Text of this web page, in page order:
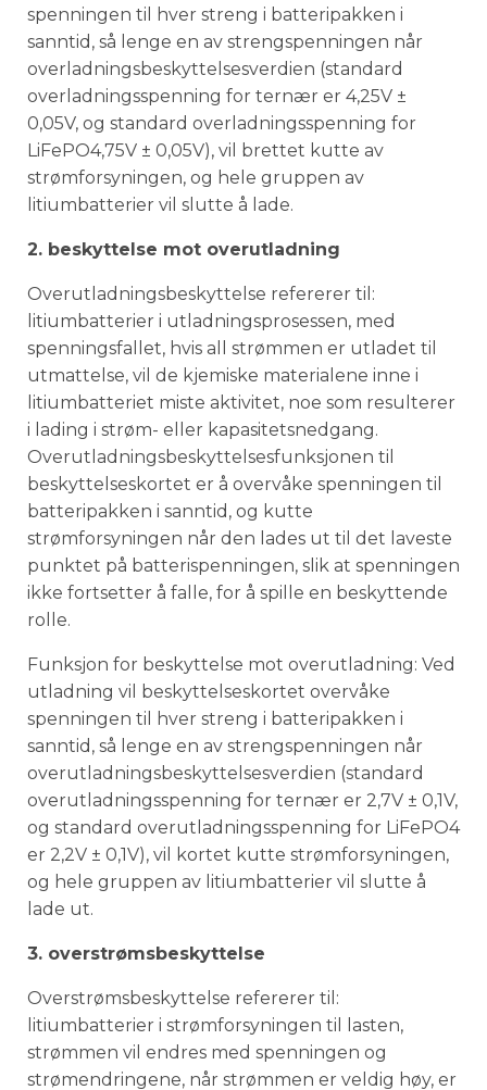
spenningen til hver streng i batteripakken i
sanntid, så lenge en av strengspenningen når
overladningsbeskyttelsesverdien (standard
overladningsspenning for ternær er 4,25V ±
0,05V, og standard overladningsspenning for
LiFePO4,75V ± 0,05V), vil brettet kutte av
strømforsyningen, og hele gruppen av
litiumbatterier vil slutte å lade.
2. beskyttelse mot overutladning
Overutladningsbeskyttelse refererer til:
litiumbatterier i utladningsprosessen, med
spenningsfallet, hvis all strømmen er utladet til
utmattelse, vil de kjemiske materialene inne i
litiumbatteriet miste aktivitet, noe som resulterer
i lading i strøm- eller kapasitetsnedgang.
Overutladningsbeskyttelsesfunksjonen til
beskyttelseskortet er å overvåke spenningen til
batteripakken i sanntid, og kutte
strømforsyningen når den lades ut til det laveste
punktet på batterispenningen, slik at spenningen
ikke fortsetter å falle, for å spille en beskyttende
rolle.
Funksjon for beskyttelse mot overutladning: Ved
utladning vil beskyttelseskortet overvåke
spenningen til hver streng i batteripakken i
sanntid, så lenge en av strengspenningen når
overutladningsbeskyttelsesverdien (standard
overutladningsspenning for ternær er 2,7V ± 0,1V,
og standard overutladningsspenning for LiFePO4
er 2,2V ± 0,1V), vil kortet kutte strømforsyningen,
og hele gruppen av litiumbatterier vil slutte å
lade ut.
3. overstrømsbeskyttelse
Overstrømsbeskyttelse refererer til:
litiumbatterier i strømforsyningen til lasten,
strømmen vil endres med spenningen og
strømendringene, når strømmen er veldig høy, er